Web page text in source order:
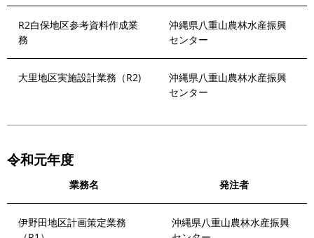
R2白保地区参考資料作成業
務
沖縄県八重山農林水産振興
センター
大里地区実施設計業務（R2)
沖縄県八重山農林水産振興
センター
令和元年度
業務名 発注者
伊野田地区計画策定業務
沖縄県八重山農林水産振興